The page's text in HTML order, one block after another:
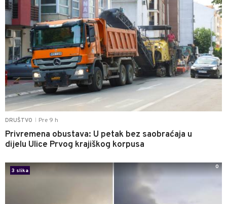
DRUŠTVO Pre 9 h
Privremena obustava: U petak bez saobraćaja u
dijelu Ulice Prvog krajiškog korpusa
3 slika
0